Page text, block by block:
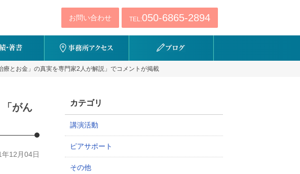
TEL:050-6865-2894
お問い合わせ
とお金」の真実を専門家2人が解説」でコメントが掲載
がん
年12月04日
カテゴリ
講演活動
ピアサポート
その他